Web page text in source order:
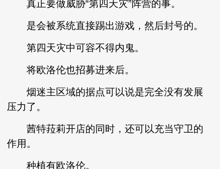
真正要做威胁“第四天灾”阵营的事。
是会被系统直接踢出游戏，然后封号的。
第四天灾中可容不得内鬼。
将欧洛伦也招募进来后。
烟迷主区域的据点可以说是完全没有发展
压力了。
茜特菈莉开店的同时，还可以充当守卫的
作用。
种植有欧洛伦。